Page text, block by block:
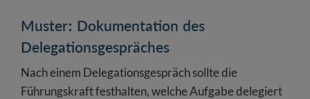
Muster: Dokumentation des
Delegationsgespräches
Nach einem Delegationsgespräch sollte die
Führungskraft festhalten, welche Aufgabe delegiert